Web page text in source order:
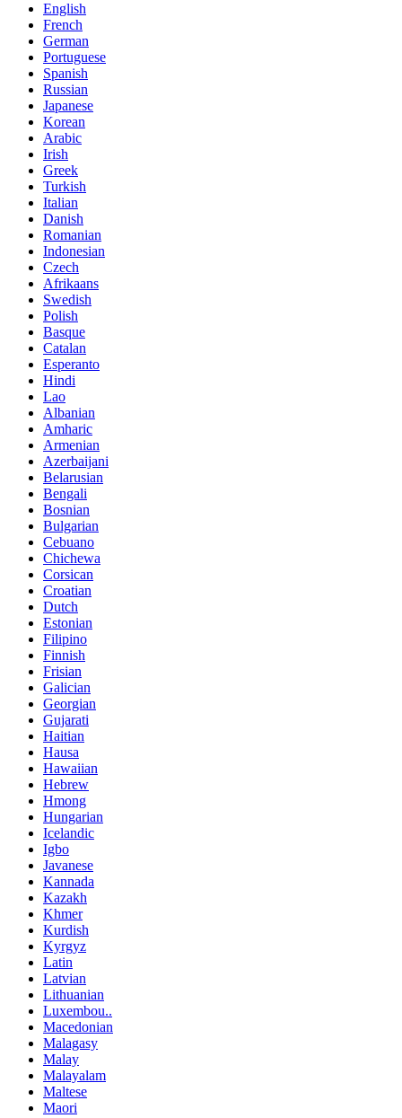
English
French
German
Portuguese
Spanish
Russian
Japanese
Korean
Arabic
Irish
Greek
Turkish
Italian
Danish
Romanian
Indonesian
Czech
Afrikaans
Swedish
Polish
Basque
Catalan
Esperanto
Hindi
Lao
Albanian
Amharic
Armenian
Azerbaijani
Belarusian
Bengali
Bosnian
Bulgarian
Cebuano
Chichewa
Corsican
Croatian
Dutch
Estonian
Filipino
Finnish
Frisian
Galician
Georgian
Gujarati
Haitian
Hausa
Hawaiian
Hebrew
Hmong
Hungarian
Icelandic
Igbo
Javanese
Kannada
Kazakh
Khmer
Kurdish
Kyrgyz
Latin
Latvian
Lithuanian
Luxembou..
Macedonian
Malagasy
Malay
Malayalam
Maltese
Maori